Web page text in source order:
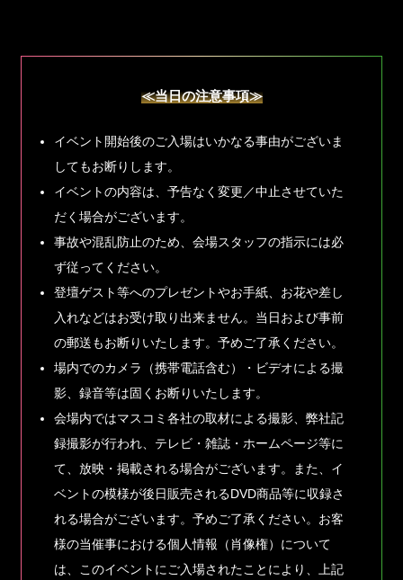
≪当日の注意事項≫
イベント開始後のご入場はいかなる事由がございま
してもお断りします。
イベントの内容は、予告なく変更／中止させていた
だく場合がございます。
事故や混乱防止のため、会場スタッフの指示には必
ず従ってください。
登壇ゲスト等へのプレゼントやお手紙、お花や差し
入れなどはお受け取り出来ません。当日および事前
の郵送もお断りいたします。予めご了承ください。
場内でのカメラ（携帯電話含む）・ビデオによる撮
影、録音等は固くお断りいたします。
会場内ではマスコミ各社の取材による撮影、弊社記
録撮影が行われ、テレビ・雑誌・ホームページ等に
て、放映・掲載される場合がございます。また、イ
ベントの模様が後日販売されるDVD商品等に収録さ
れる場合がございます。予めご了承ください。お客
様の当催事における個人情報（肖像権）について
は、このイベントにご入場されたことにより、上記